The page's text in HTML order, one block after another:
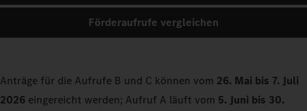
Förderaufrufe vergleichen
Anträge für die Aufrufe B und C können vom 26. Mai bis 7. Juli
2026 eingereicht werden; Aufruf A läuft vom 5. Juni bis 30.